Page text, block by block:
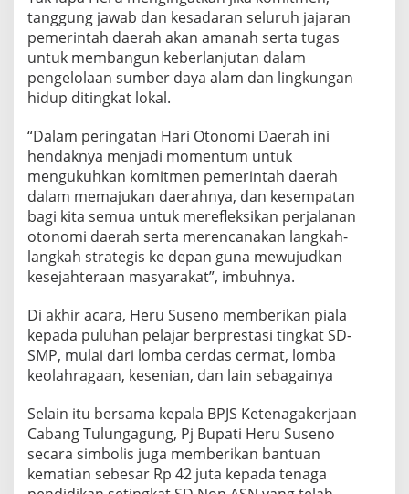
b
h
K
u
a
tanggung jawab dan kesadaran seluruh jajaran
pemerintah daerah akan amanah serta tugas
untuk membangun keberlanjutan dalam
pengelolaan sumber daya alam dan lingkungan
hidup ditingkat lokal.
“Dalam peringatan Hari Otonomi Daerah ini
hendaknya menjadi momentum untuk
mengukuhkan komitmen pemerintah daerah
dalam memajukan daerahnya, dan kesempatan
bagi kita semua untuk merefleksikan perjalanan
otonomi daerah serta merencanakan langkah-
langkah strategis ke depan guna mewujudkan
kesejahteraan masyarakat”, imbuhnya.
Di akhir acara, Heru Suseno memberikan piala
kepada puluhan pelajar berprestasi tingkat SD-
SMP, mulai dari lomba cerdas cermat, lomba
keolahragaan, kesenian, dan lain sebagainya
Selain itu bersama kepala BPJS Ketenagakerjaan
Cabang Tulungagung, Pj Bupati Heru Suseno
secara simbolis juga memberikan bantuan
kematian sebesar Rp 42 juta kepada tenaga